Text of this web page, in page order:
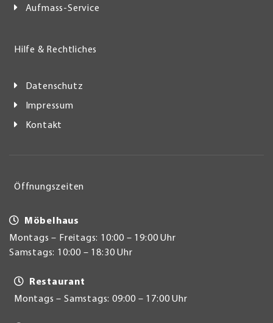
Aufmass-Service
Hilfe & Rechtliches
Datenschutz
Impressum
Kontakt
Öffnungszeiten
Möbelhaus
Montags – Freitags: 10:00 – 19:00 Uhr
Samstags: 10:00 – 18:30 Uhr
Restaurant
Montags – Samstags: 09:00 – 17:00 Uhr